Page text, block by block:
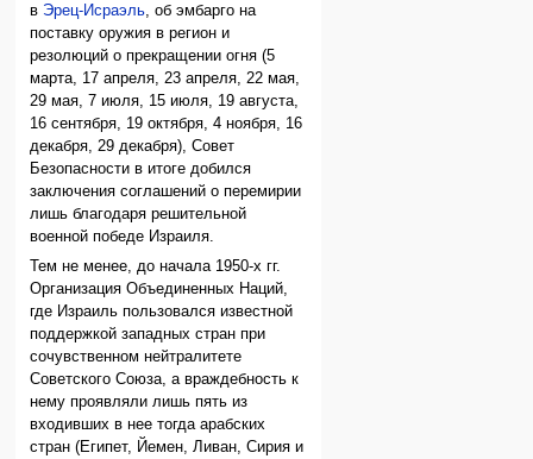
в Эрец-Исраэль , об эмбарго на
поставку оружия в регион и
резолюций о прекращении огня (5
марта, 17 апреля, 23 апреля, 22 мая,
29 мая, 7 июля, 15 июля, 19 августа,
16 сентября, 19 октября, 4 ноября, 16
декабря, 29 декабря), Совет
Безопасности в итоге добился
заключения соглашений о перемирии
лишь благодаря решительной
военной победе Израиля.
Тем не менее, до начала 1950-х гг.
Организация Объединенных Наций,
где Израиль пользовался известной
поддержкой западных стран при
сочувственном нейтралитете
Советского Союза, а враждебность к
нему проявляли лишь пять из
входивших в нее тогда арабских
стран (Египет, Йемен, Ливан, Сирия и